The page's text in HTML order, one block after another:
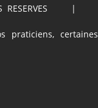
RESERVES |
praticiens, certaines